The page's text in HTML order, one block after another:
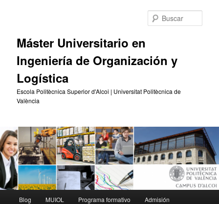
Máster Universitario en
Ingeniería de Organización y
Logística
Escola Politècnica Superior d'Alcoi | Universitat Politècnica de
València
Blog MUIOL Programa formativo Admisión